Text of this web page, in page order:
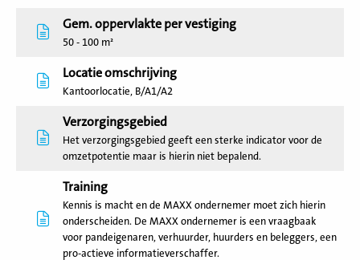
Gem. oppervlakte per vestiging
50 - 100 m²
Locatie omschrijving
Kantoorlocatie, B/A1/A2
Verzorgingsgebied
Het verzorgingsgebied geeft een sterke indicator voor de
omzetpotentie maar is hierin niet bepalend.
Training
Kennis is macht en de MAXX ondernemer moet zich hierin
onderscheiden. De MAXX ondernemer is een vraagbaak
voor pandeigenaren, verhuurder, huurders en beleggers, een
pro-actieve informatieverschaffer.